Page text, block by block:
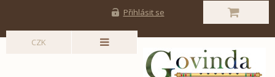
Přihlásit se
CZK